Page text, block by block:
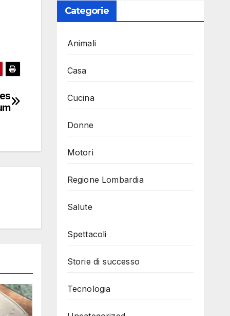
Categorie
Animali
Casa
Cucina
Donne
Motori
Regione Lombardia
Salute
Spettacoli
Storie di successo
Tecnologia